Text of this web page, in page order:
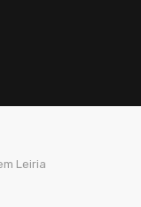
Leiria